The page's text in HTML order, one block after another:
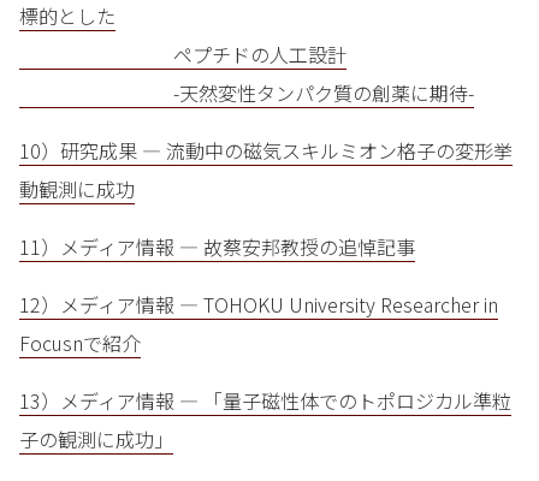
標的とした
ペプチドの人工設計
-天然変性タンパク質の創薬に期待-
10）研究成果 — 流動中の磁気スキルミオン格子の変形挙
動観測に成功
11）メディア情報 — 故蔡安邦教授の追悼記事
12）メディア情報 — TOHOKU University Researcher in
Focusnで紹介
13）メディア情報 — 「量子磁性体でのトポロジカル準粒
子の観測に成功」